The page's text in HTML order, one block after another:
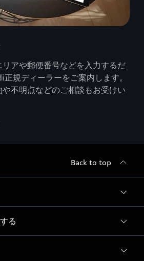
アや郵便番号などを入力するだ
規ディーラーをご案内します。
不明点などのご相談もお受けい
Back to top
る